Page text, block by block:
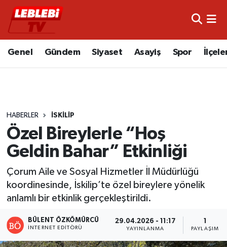
Genel Gündem Siyaset Asayiş Spor
HABERLER İSKILIP
Özel Bireylerle “Hoş
Geldin Bahar” Etkinliği
Çorum Aile ve Sosyal Hizmetler İl Müdürlüğü
koordinesinde, İskilip’te özel bireylere yönelik
anlamlı bir etkinlik gerçekleştirildi.
BÜLENT ÖZKÖMÜRCÜ
İNTERNET EDITÖRÜ
29.04.2026 - 11:17
YAYINLANMA
1
PAYLAŞIM
Hava Durumu
Süper Lig Puan Durumu ve Fikstür
Tüm Manşetler
Son Dakika Haberleri
Haber Arşivi